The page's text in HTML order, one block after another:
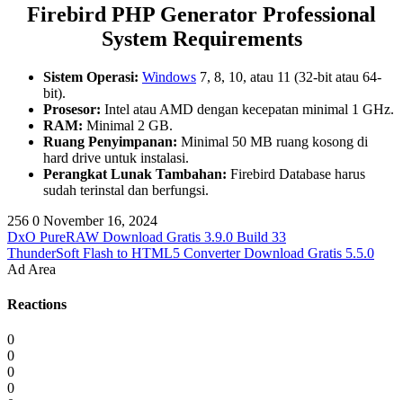
Firebird PHP Generator Professional
System Requirements
Sistem Operasi: Windows 7, 8, 10, atau 11 (32-bit atau 64-
bit).
Prosesor: Intel atau AMD dengan kecepatan minimal 1 GHz.
RAM: Minimal 2 GB.
Ruang Penyimpanan: Minimal 50 MB ruang kosong di
hard drive untuk instalasi.
Perangkat Lunak Tambahan: Firebird Database harus
sudah terinstal dan berfungsi.
256 0 November 16, 2024
DxO PureRAW Download Gratis 3.9.0 Build 33
ThunderSoft Flash to HTML5 Converter Download Gratis 5.5.0
Ad Area
Reactions
0
0
0
0